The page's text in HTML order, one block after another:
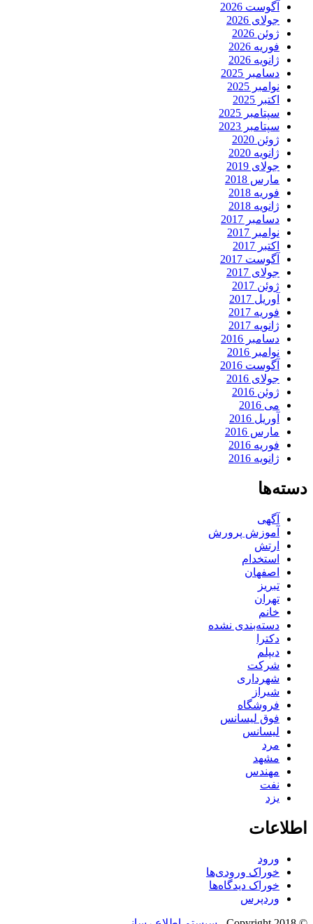
آگوست 2026
جولای 2026
ژوئن 2026
فوریه 2026
ژانویه 2026
دسامبر 2025
نوامبر 2025
اکتبر 2025
سپتامبر 2025
سپتامبر 2023
ژوئن 2020
ژانویه 2020
جولای 2019
مارس 2018
فوریه 2018
ژانویه 2018
دسامبر 2017
نوامبر 2017
اکتبر 2017
آگوست 2017
جولای 2017
ژوئن 2017
آوریل 2017
فوریه 2017
ژانویه 2017
دسامبر 2016
نوامبر 2016
آگوست 2016
جولای 2016
ژوئن 2016
می 2016
آوریل 2016
مارس 2016
فوریه 2016
ژانویه 2016
دسته‌ها
آگهی
آموزش پرورش
ارتش
استخدام
اصفهان
تبریز
تهران
خانم
دسته‌بندی نشده
دکترا
دیپلم
شرکت
شهرداری
شیراز
فروشگاه
فوق لیسانس
لیسانس
مرد
مشهد
مهندس
نفت
یزد
اطلاعات
ورود
خوراک ورودی‌ها
خوراک دیدگاه‌ها
وردپرس